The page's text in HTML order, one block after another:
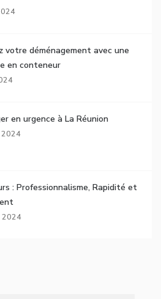
votre déménagement avec une
en conteneur
en urgence à La Réunion
2024
: Professionnalisme, Rapidité et
2024